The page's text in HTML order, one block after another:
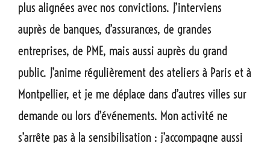
plus alignées avec nos convictions. J’interviens
auprès de banques, d’assurances, de grandes
entreprises, de PME, mais aussi auprès du grand
public. J’anime régulièrement des ateliers à Paris et à
Montpellier, et je me déplace dans d’autres villes sur
demande ou lors d’événements. Mon activité ne
s’arrête pas à la sensibilisation : j’accompagne aussi